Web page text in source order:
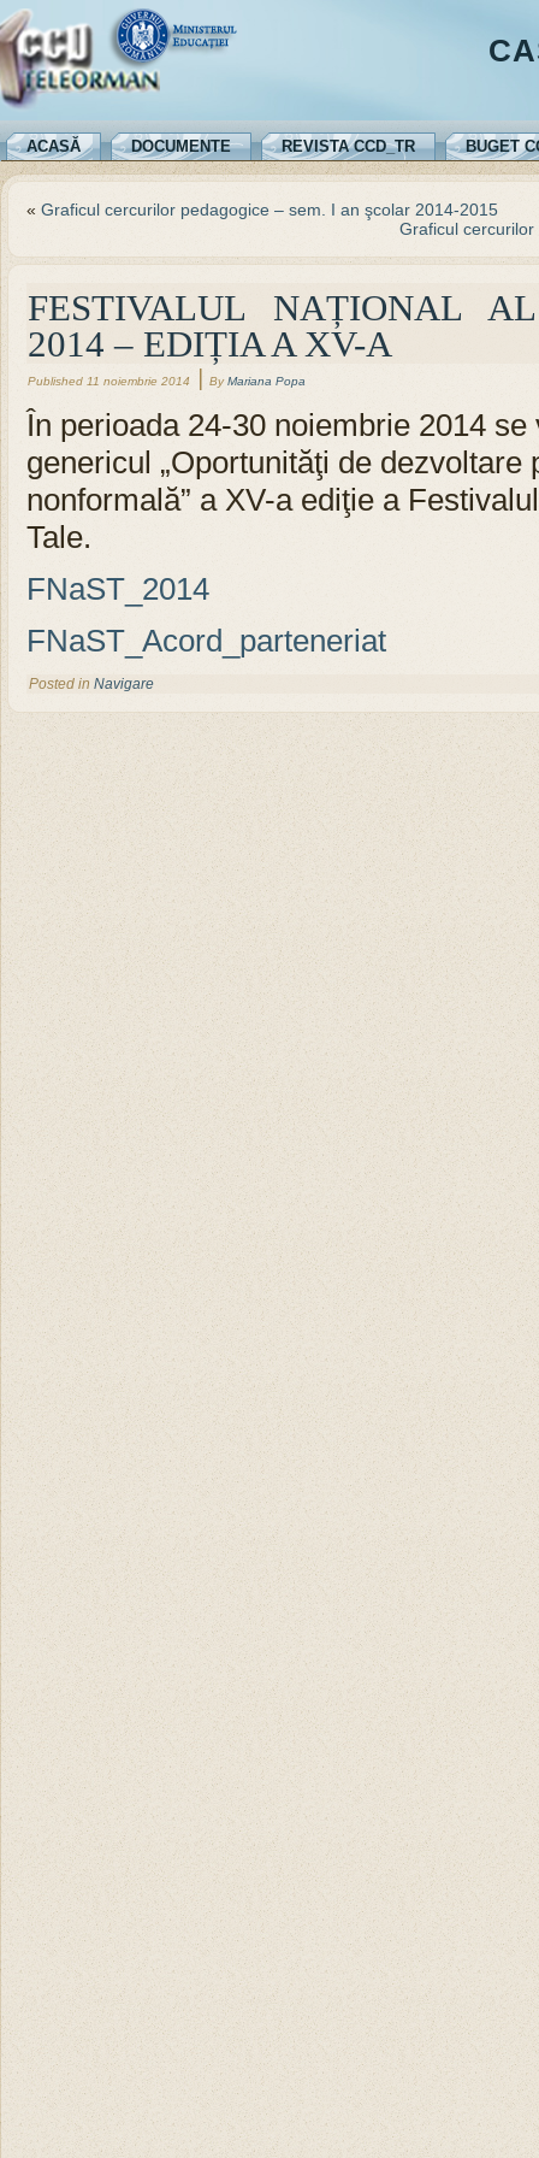
ACASĂ DOCUMENTE REVISTA CCD_TR BUGET
« Graficul cercurilor pedagogice – sem. I an şcolar 2014-2015
Graficul
FESTIVALUL NAȚIONAL
2014 – EDIȚIA A XV-A
Published 11 noiembrie 2014 By Mariana Popa
În perioada 24-30 noiembrie 2014
genericul „Oportunităţi de dezvoltare
nonformală” a XV-a ediţie a
Tale.
FNaST_2014
FNaST_Acord_parteneriat
Posted in Navigare